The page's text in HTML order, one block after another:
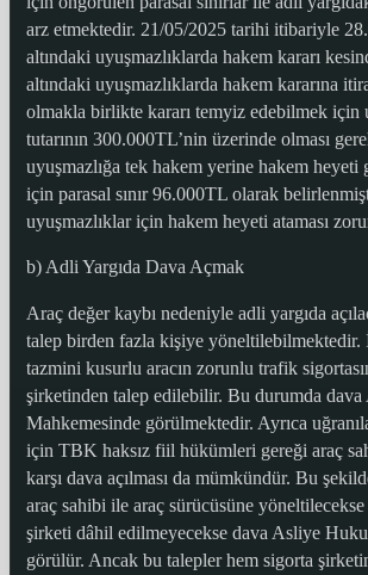
arz etmektedir. 21/05/2025 tarihi itibariyle
altındaki uyuşmazlıklarda hakem kararı
altındaki uyuşmazlıklarda hakem kararına
olmakla birlikte kararı temyiz edebilmek için
tutarının 300.000TL’nin üzerinde olması
uyuşmazlığa tek hakem yerine hakem heyeti
için parasal sınır 96.000TL olarak
uyuşmazlıklar için hakem heyeti ataması
b) Adli Yargıda Dava Açmak
Araç değer kaybı nedeniyle adli yargıda
talep birden fazla kişiye yöneltilebilmektedir.
tazmini kusurlu aracın zorunlu trafik
şirketinden talep edilebilir. Bu durumda
Mahkemesinde görülmektedir. Ayrıca
için TBK haksız fiil hükümleri gereği araç
karşı dava açılması da mümkündür. Bu
araç sahibi ile araç sürücüsüne
şirketi dâhil edilmeyecekse dava Asliye
görülür. Ancak bu talepler hem sigorta